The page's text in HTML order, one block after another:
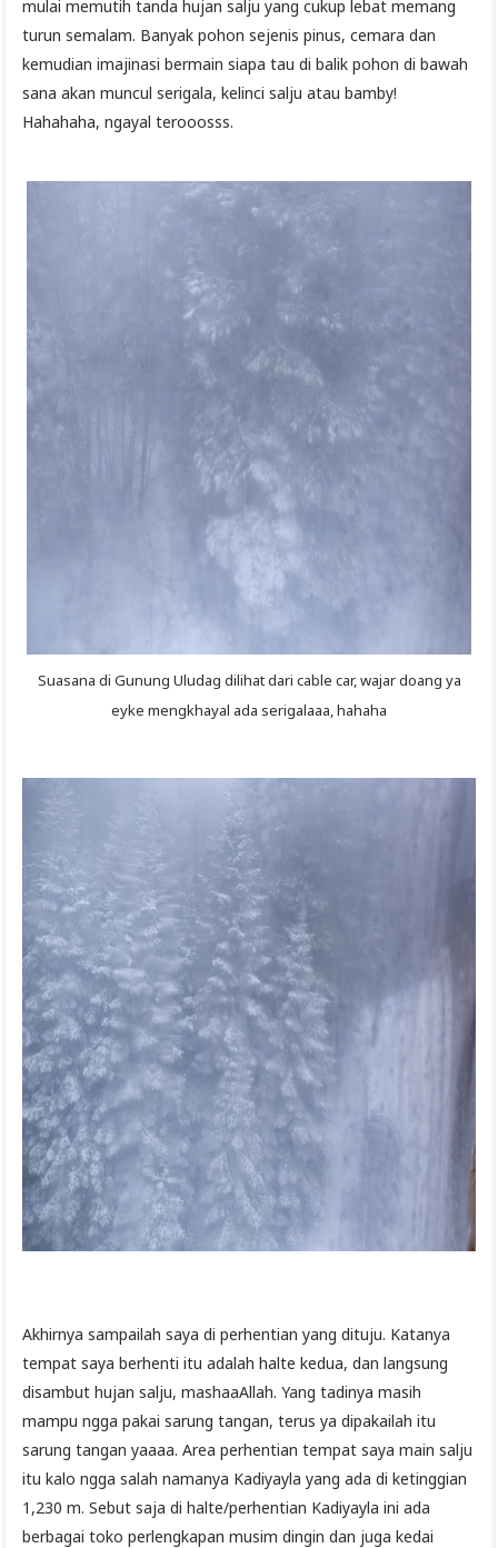
mulai memutih tanda hujan salju yang cukup lebat memang
turun semalam. Banyak pohon sejenis pinus, cemara dan
kemudian imajinasi bermain siapa tau di balik pohon di bawah
sana akan muncul serigala, kelinci salju atau bamby!
Hahahaha, ngayal terooosss.
Suasana di Gunung Uludag dilihat dari cable car, wajar doang ya
eyke mengkhayal ada serigalaaa, hahaha
Akhirnya sampailah saya di perhentian yang dituju. Katanya
tempat saya berhenti itu adalah halte kedua, dan langsung
disambut hujan salju, mashaaAllah. Yang tadinya masih
mampu ngga pakai sarung tangan, terus ya dipakailah itu
sarung tangan yaaaa. Area perhentian tempat saya main salju
itu kalo ngga salah namanya Kadiyayla yang ada di ketinggian
1,230 m. Sebut saja di halte/perhentian Kadiyayla ini ada
berbagai toko perlengkapan musim dingin dan juga kedai